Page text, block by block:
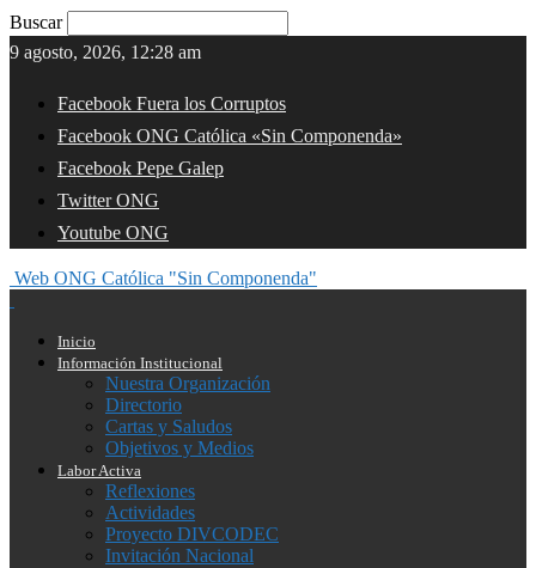
Buscar
9 agosto, 2026, 12:28 am
Facebook Fuera los Corruptos
Facebook ONG Católica «Sin Componenda»
Facebook Pepe Galep
Twitter ONG
Youtube ONG
Web ONG Católica "Sin Componenda"
Inicio
Información Institucional
Nuestra Organización
Directorio
Cartas y Saludos
Objetivos y Medios
Labor Activa
Reflexiones
Actividades
Proyecto DIVCODEC
Invitación Nacional